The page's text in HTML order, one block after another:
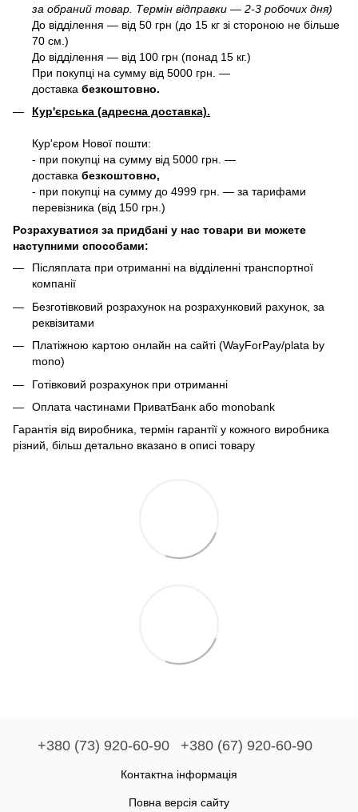
за обраний товар. Термін відправки — 2-3 робочих дня)
До відділення — від 50 грн (до 15 кг зі стороною не більше
70 см.)
До відділення — від 100 грн (понад 15 кг.)
При покупці на сумму від 5000 грн. —
доставка безкоштовно.
Кур'єрська (адресна доставка).
Кур'єром Нової пошти:
- при покупці на сумму від 5000 грн. —
доставка безкоштовно,
- при покупці на сумму до 4999 грн. — за тарифами
перевізника (від 150 грн.)
Розрахуватися за придбані у нас товари ви можете
наступними способами:
Післяплата при отриманні на відділенні транспортної
компанії
Безготівковий розрахунок на розрахунковий рахунок, за
реквізитами
Платіжною картою онлайн на сайті (WayForPay/plata by
mono)
Готівковий розрахунок при отриманні
Оплата частинами ПриватБанк або monobank
Гарантія від виробника, термін гарантії у кожного виробника
різний, більш детально вказано в описі товару
+380 (73) 920-60-90 +380 (67) 920-60-90
Контактна інформація
Повна версія сайту